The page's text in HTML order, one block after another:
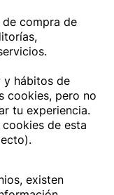
compra de
y hábitos de
cookies, pero no
tu experiencia.
de esta
existen